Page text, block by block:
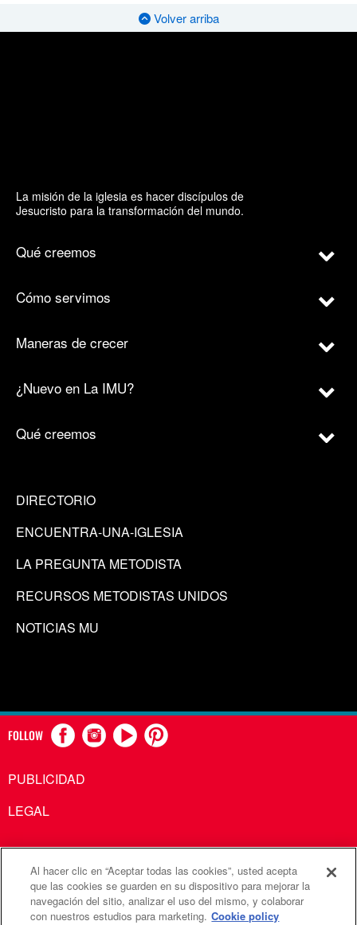
Volver arriba
La misión de la iglesia es hacer discípulos de
Jesucristo para la transformación del mundo.
Qué creemos
Cómo servimos
Maneras de crecer
¿Nuevo en La IMU?
Qué creemos
DIRECTORIO
ENCUENTRA-UNA-IGLESIA
LA PREGUNTA METODISTA
RECURSOS METODISTAS UNIDOS
NOTICIAS MU
FOLLOW
PUBLICIDAD
LEGAL
Comunicaciones Metodistas Unidas es una agencia de la
Iglesia Metodista Unida
Al hacer clic en “Aceptar todas las cookies”, usted acepta
que las cookies se guarden en su dispositivo para mejorar la
navegación del sitio, analizar el uso del mismo, y colaborar
con nuestros estudios para marketing. Cookie policy